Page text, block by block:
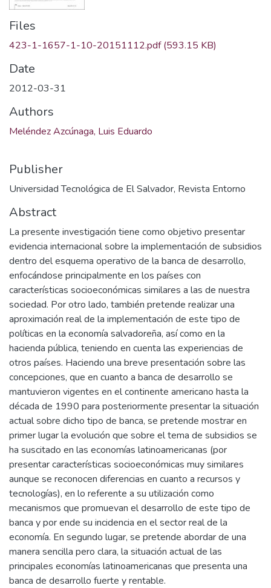
Files
423-1-1657-1-10-20151112.pdf(593.15 KB)
Date
2012-03-31
Authors
Meléndez Azcúnaga, Luis Eduardo
Publisher
Universidad Tecnológica de El Salvador, Revista Entorno
Abstract
La presente investigación tiene como objetivo presentar
evidencia internacional sobre la implementación de subsidios
dentro del esquema operativo de la banca de desarrollo,
enfocándose principalmente en los países con
características socioeconómicas similares a las de nuestra
sociedad. Por otro lado, también pretende realizar una
aproximación real de la implementación de este tipo de
políticas en la economía salvadoreña, así como en la
hacienda pública, teniendo en cuenta las experiencias de
otros países. Haciendo una breve presentación sobre las
concepciones, que en cuanto a banca de desarrollo se
mantuvieron vigentes en el continente americano hasta la
década de 1990 para posteriormente presentar la situación
actual sobre dicho tipo de banca, se pretende mostrar en
primer lugar la evolución que sobre el tema de subsidios se
ha suscitado en las economías latinoamericanas (por
presentar características socioeconómicas muy similares
aunque se reconocen diferencias en cuanto a recursos y
tecnologías), en lo referente a su utilización como
mecanismos que promuevan el desarrollo de este tipo de
banca y por ende su incidencia en el sector real de la
economía. En segundo lugar, se pretende abordar de una
manera sencilla pero clara, la situación actual de las
principales economías latinoamericanas que presenta una
banca de desarrollo fuerte y rentable.